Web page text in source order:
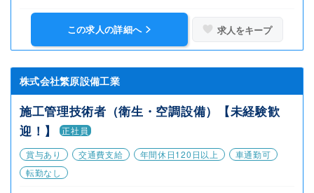
この求人の詳細へ 求人をキープ
株式会社繁原設備工業
施工管理技術者（衛生・空調設備）【未経験歓
迎！】
正社員
賞与あり
交通費支給 年間休日120日以上
車通勤可
転勤なし